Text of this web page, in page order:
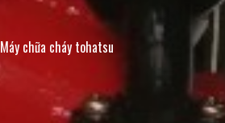
Máy chữa cháy tohatsu